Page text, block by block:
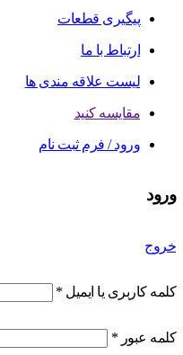
پیگیری قطعات
ارتباط با ما
لیست علاقه مندی ها
مقایسه کنید
ورود / فرم ثبت نام
ورود
خروج
کلمه کاربری یا ایمیل *
کلمه عبور *